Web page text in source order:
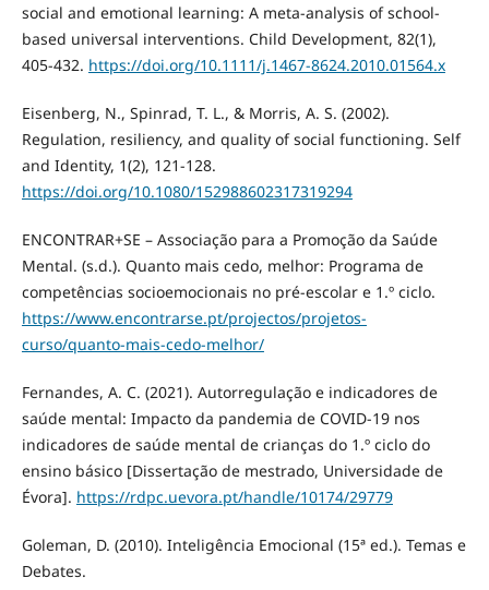
social and emotional learning: A meta-analysis of school-
based universal interventions. Child Development, 82(1),
405-432. https://doi.org/10.1111/j.1467-8624.2010.01564.x
Eisenberg, N., Spinrad, T. L., & Morris, A. S. (2002).
Regulation, resiliency, and quality of social functioning. Self
and Identity, 1(2), 121-128.
https://doi.org/10.1080/152988602317319294
ENCONTRAR+SE – Associação para a Promoção da Saúde
Mental. (s.d.). Quanto mais cedo, melhor: Programa de
competências socioemocionais no pré-escolar e 1.º ciclo.
https://www.encontrarse.pt/projectos/projetos-
curso/quanto-mais-cedo-melhor/
Fernandes, A. C. (2021). Autorregulação e indicadores de
saúde mental: Impacto da pandemia de COVID-19 nos
indicadores de saúde mental de crianças do 1.º ciclo do
ensino básico [Dissertação de mestrado, Universidade de
Évora]. https://rdpc.uevora.pt/handle/10174/29779
Goleman, D. (2010). Inteligência Emocional (15ª ed.). Temas e
Debates.